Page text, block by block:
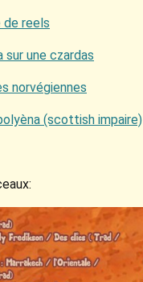
de reels
sur une czardas
norvégiennes
(scottish impaire)